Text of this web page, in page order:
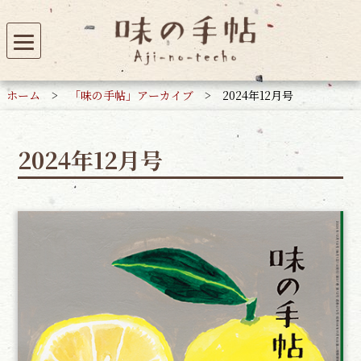
ホーム > 「味の手帖」アーカイブ > 2024年12月号
2024年12月号